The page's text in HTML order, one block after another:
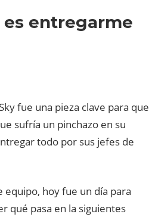
es entregarme
fue una pieza clave para que
sufría un pinchazo en su
todo por sus jefes de
equipo, hoy fue un día para
qué pasa en la siguientes